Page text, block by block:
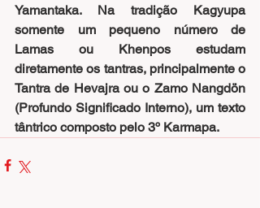
Yamantaka. Na tradição Kagyupa
somente um pequeno número de
Lamas ou Khenpos estudam
diretamente os tantras, principalmente o
Tantra de Hevajra ou o Zamo Nangdön
(Profundo Significado Interno), um texto
tântrico composto pelo 3º Karmapa.